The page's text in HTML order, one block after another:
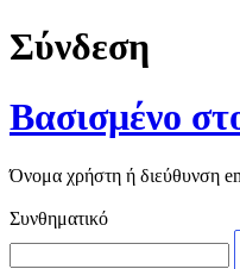
Σύνδεση
Βασισμένο
Όνομα χρήστη ή διεύθυνση
Συνθηματικό